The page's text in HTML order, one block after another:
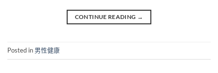
CONTINUE READING →
Posted in 男性健康